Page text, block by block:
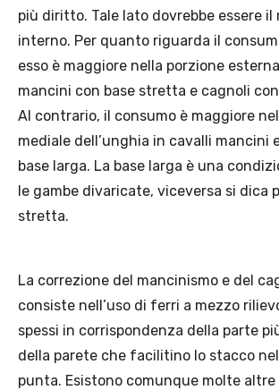
più diritto. Tale lato dovrebbe essere il
interno. Per quanto riguarda il
esso è maggiore nella porzione
mancini con base stretta e cagnoli
Al contrario, il consumo è maggiore
mediale dell’unghia in cavalli mancini
base larga. La base larga è una
le gambe divaricate, viceversa si dica
stretta.
La correzione del mancinismo e del
consiste nell’uso di ferri a mezzo
spessi in corrispondenza della parte
della parete che facilitino lo stacco
punta. Esistono comunque molte altre